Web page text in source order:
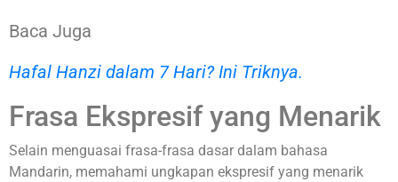
Baca Juga
Hafal Hanzi dalam 7 Hari? Ini Triknya.
Frasa Ekspresif yang Menarik
Selain menguasai frasa-frasa dasar dalam bahasa
Mandarin, memahami ungkapan ekspresif yang menarik